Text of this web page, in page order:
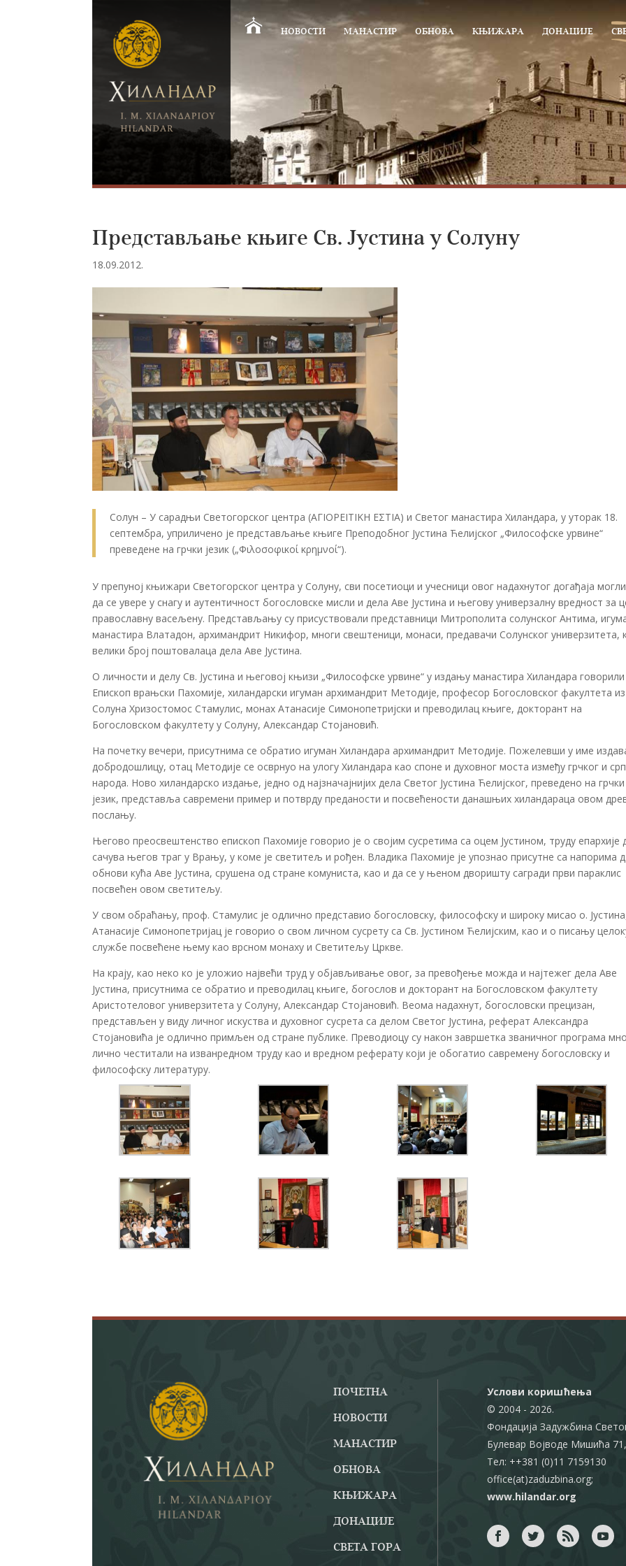
НОВОСТИ МАНАСТИР ОБНОВА КЊИЖАРА ДОНАЦИЈЕ
Представљање књиге Св. Јустина у Солуну
18.09.2012.
Солун – У сарадњи Светогорског центра (ΑΓΙΟΡΕΙΤΙΚΗ ΕΣΤΙΑ) и Светог манастира Хиландара, у уторак 18.
септембра, уприличено је представљање књиге Преподобног Јустина Ћелијског „Философске урвине“
преведене на грчки језик („Φιλοσοφικοί κρημνοί“).
У препуној књижари Светогорског центра у Солуну, сви посетиоци и учесници овог надахнутог догађаја
да се увере у снагу и аутентичност богословске мисли и дела Аве Јустина и његову универзалну вредност за
православну васељену. Представљању су присуствовали представници Митрополита солунског Антима,
манастира Влатадон, архимандрит Никифор, многи свештеници, монаси, предавачи Солунског универзитета,
велики број поштовалаца дела Аве Јустина.
О личности и делу Св. Јустина и његовој књизи „Философске урвине“ у издању манастира Хиландара говорили
Епископ врањски Пахомије, хиландарски игуман архимандрит Методије, професор Богословског факултета из
Солуна Хризостомос Стамулис, монах Атанасије Симонопетријски и преводилац књиге, докторант на
Богословском факултету у Солуну, Александар Стојановић.
На почетку вечери, присутнима се обратио игуман Хиландара архимандрит Методије. Пожелевши у име
добродошлицу, отац Методије се осврнуо на улогу Хиландара као споне и духовног моста између грчког и
народа. Ново хиландарско издање, једно од најзначајнијих дела Светог Јустина Ћелијског, преведено на грчки
језик, представља савремени пример и потврду преданости и посвећености данашњих хиландараца овом
послању.
Његово преосвештенство епископ Пахомије говорио је о својим сусретима са оцем Јустином, труду епархије
сачува његов траг у Врању, у коме је светитељ и рођен. Владика Пахомије је упознао присутне са напорима
обнови кућа Аве Јустина, срушена од стране комуниста, као и да се у њеном дворишту сагради први параклис
посвећен овом светитељу.
У свом обраћању, проф. Стамулис је одлично представио богословску, философску и широку мисао о.
Атанасије Симонопетријац је говорио о свом личном сусрету са Св. Јустином Ћелијским, као и о писању
службе посвећене њему као врсном монаху и Светитељу Цркве.
На крају, као неко ко је уложио највећи труд у објављивање овог, за превођење можда и најтежег дела Аве
Јустина, присутнима се обратио и преводилац књиге, богослов и докторант на Богословском факултету
Аристотеловог универзитета у Солуну, Александар Стојановић. Веома надахнут, богословски прецизан,
представљен у виду личног искуства и духовног сусрета са делом Светог Јустина, реферат Александра
Стојановића је одлично примљен од стране публике. Преводиоцу су након завршетка званичног програма
лично честитали на изванредном труду као и вредном реферату који је обогатио савремену богословску и
философску литературу.
ПОЧЕТНА
НОВОСТИ
МАНАСТИР
ОБНОВА
КЊИЖАРА
ДОНАЦИЈЕ
СВЕТА ГОРА
Услови коришћења
© 2004 - 2026.
Фондација Задужбина
Булевар Војводе Мишића
Тел: ++381 (0)11 7159130
office(at)zaduzbina.org;
www.hilandar.org